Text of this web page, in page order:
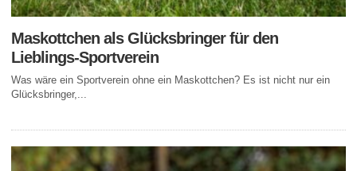
Maskottchen als Glücksbringer für den
Lieblings-Sportverein
Was wäre ein Sportverein ohne ein Maskottchen? Es ist nicht nur ein
Glücksbringer,...